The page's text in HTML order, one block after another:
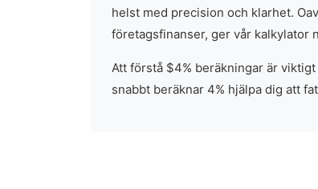
helst med precision och klarhet.
företagsfinanser, ger vår kalkylator
Att förstå $4% beräkningar är
snabbt beräknar 4% hjälpa dig att